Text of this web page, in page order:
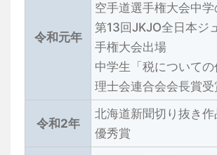
令和元年
空手道選手権大会中
第13回JKJO全日本ジ
手権大会出場
中学生「税について
理士会連合会会長賞受
令和2年
北海道新聞切り抜き作
優秀賞